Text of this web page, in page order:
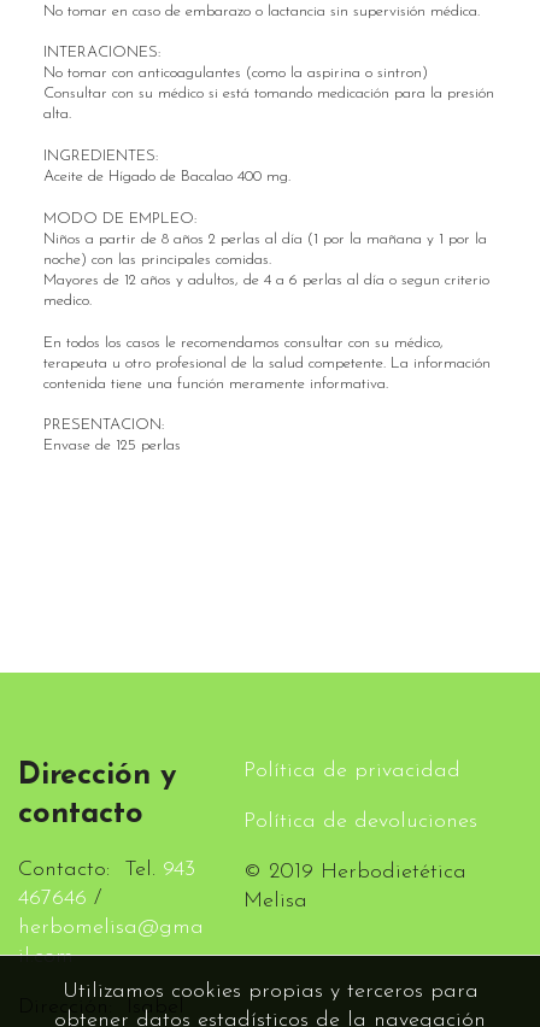
No tomar en caso de embarazo o lactancia sin supervisión médica.
INTERACIONES:
No tomar con anticoagulantes (como la aspirina o sintron)
Consultar con su médico si está tomando medicación para la presión
alta.
INGREDIENTES:
Aceite de Hígado de Bacalao 400 mg.
MODO DE EMPLEO:
Niños a partir de 8 años 2 perlas al día (1 por la mañana y 1 por la
noche) con las principales comidas.
Mayores de 12 años y adultos, de 4 a 6 perlas al día o segun criterio
medico.
En todos los casos le recomendamos consultar con su médico,
terapeuta u otro profesional de la salud competente. La información
contenida tiene una función meramente informativa.
PRESENTACION:
Envase de 125 perlas
Dirección y
contacto
Contacto: Tel. 943
467646 /
herbomelisa@gma
il.com
Dirección: Isabel
Política de privacidad
Política de devoluciones
© 2019 Herbodietética
Melisa
Utilizamos cookies propias y terceros para
obtener datos estadísticos de la navegación